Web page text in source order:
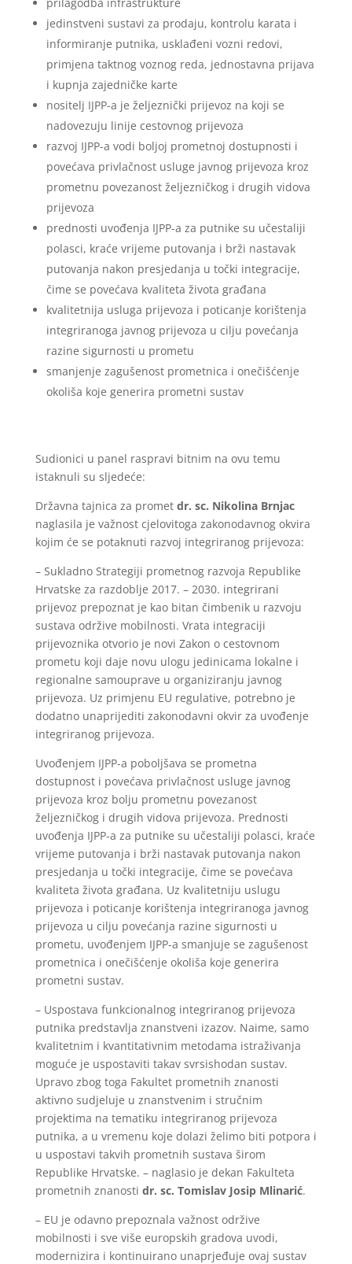
jedinstveni sustavi za prodaju, kontrolu karata i
informiranje putnika, usklađeni vozni redovi,
primjena taktnog voznog reda, jednostavna prijava
i kupnja zajedničke karte
nositelj IJPP-a je željeznički prijevoz na koji se
nadovezuju linije cestovnog prijevoza
razvoj IJPP-a vodi boljoj prometnoj dostupnosti i
povećava privlačnost usluge javnog prijevoza kroz
prometnu povezanost željezničkog i drugih vidova
prijevoza
prednosti uvođenja IJPP-a za putnike su učestaliji
polasci, kraće vrijeme putovanja i brži nastavak
putovanja nakon presjedanja u točki integracije,
čime se povećava kvaliteta života građana
kvalitetnija usluga prijevoza i poticanje korištenja
integriranoga javnog prijevoza u cilju povećanja
razine sigurnosti u prometu
smanjenje zagušenost prometnica i onečišćenje
okoliša koje generira prometni sustav
Sudionici u panel raspravi bitnim na ovu temu
istaknuli su sljedeće:
Državna tajnica za prometdr. sc. Nikolina Brnjac
naglasila je važnost cjelovitoga zakonodavnog okvira
kojim će se potaknuti razvoj integriranog prijevoza:
– Sukladno Strategiji prometnog razvoja Republike
Hrvatske za razdoblje 2017. – 2030. integrirani
prijevoz prepoznat je kao bitan čimbenik u razvoju
sustava održive mobilnosti. Vrata integraciji
prijevoznika otvorio je novi Zakon o cestovnom
prometu koji daje novu ulogu jedinicama lokalne i
regionalne samouprave u organiziranju javnog
prijevoza. Uz primjenu EU regulative, potrebno je
dodatno unaprijediti zakonodavni okvir za uvođenje
integriranog prijevoza.
Uvođenjem IJPP-a poboljšava se prometna
dostupnost i povećava privlačnost usluge javnog
prijevoza kroz bolju prometnu povezanost
željezničkog i drugih vidova prijevoza. Prednosti
uvođenja IJPP-a za putnike su učestaliji polasci, kraće
vrijeme putovanja i brži nastavak putovanja nakon
presjedanja u točki integracije, čime se povećava
kvaliteta života građana. Uz kvalitetniju uslugu
prijevoza i poticanje korištenja integriranoga javnog
prijevoza u cilju povećanja razine sigurnosti u
prometu, uvođenjem IJPP-a smanjuje se zagušenost
prometnica i onečišćenje okoliša koje generira
prometni sustav.
– Uspostava funkcionalnog integriranog prijevoza
putnika predstavlja znanstveni izazov. Naime, samo
kvalitetnim i kvantitativnim metodama istraživanja
moguće je uspostaviti takav svrsishodan sustav.
Upravo zbog toga Fakultet prometnih znanosti
aktivno sudjeluje u znanstvenim i stručnim
projektima na tematiku integriranog prijevoza
putnika, a u vremenu koje dolazi želimo biti potpora i
u uspostavi takvih prometnih sustava širom
Republike Hrvatske. – naglasio je dekan Fakulteta
prometnih znanosti dr. sc. Tomislav Josip Mlinarić.
– EU je odavno prepoznala važnost održive
mobilnosti i sve više europskih gradova uvodi,
modernizira i kontinuirano unaprjeđuje ovaj sustav